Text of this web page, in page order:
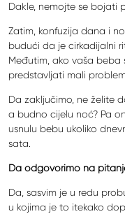
Dakle, nemojte se bojati
Zatim, konfuzija dana i
budući da je cirkadijalni
Međutim, ako vaša
predstavljati mali problem.
Da zaključimo, ne želite
a budno cijelu noć? Pa
usnulu bebu ukoliko
sata.
Da odgovorimo na
Da, sasvim je u redu
u kojima je to itekako